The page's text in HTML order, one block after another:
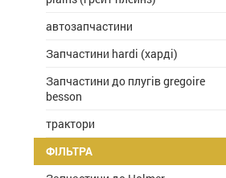
автозапчастини
Запчастини hardi (харді)
Запчастини до плугів gregoire
besson
трактори
ФІЛЬТРА